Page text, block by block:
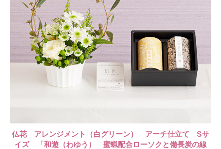
仏花 アレンジメント（白グリーン） アーチ仕立て Sサ
イズ 「和遊（わゆう） 蜜蝋配合ローソクと備長炭の線